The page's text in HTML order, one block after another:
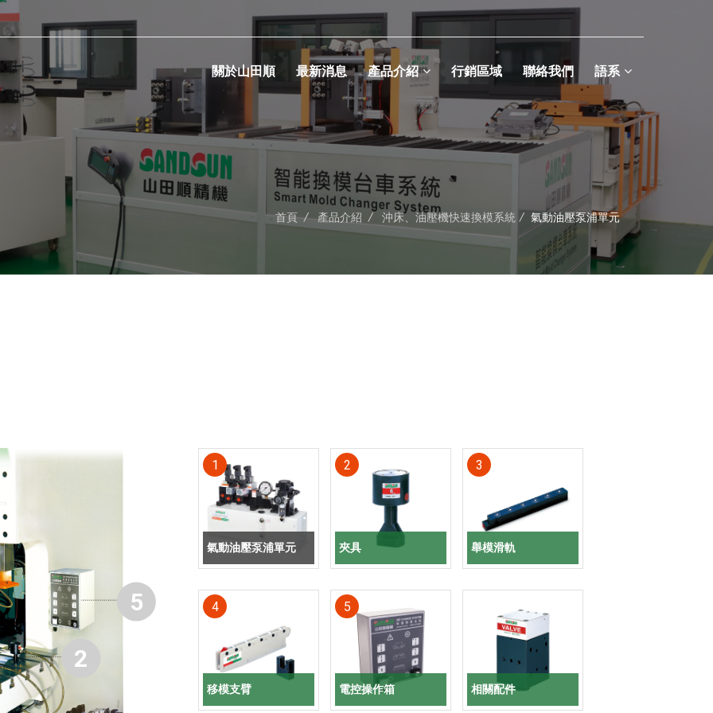
關於山田順 最新消息 產品介紹 行銷區域 聯絡我們 語系
首頁 / 產品介紹 / 沖床、油壓機快速換模系統 / 氣動油壓泵浦單元
2
5
氣動油壓泵浦單元
1
夾具
2
舉模滑軌
3
移模支臂
4
電控操作箱
5
相關配件